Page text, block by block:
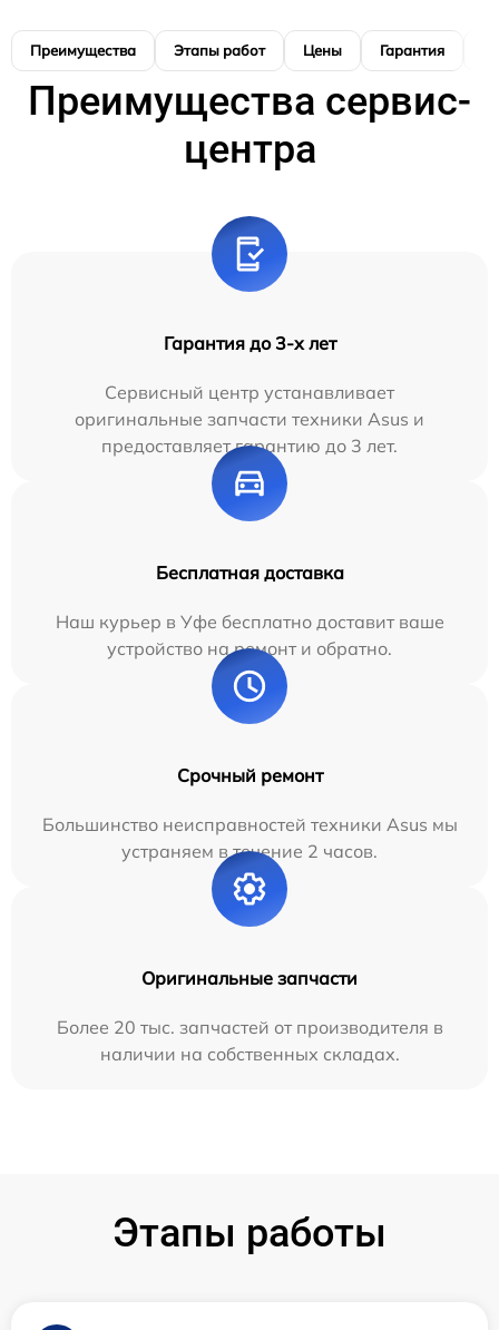
Преимущества Этапы работ Цены Гарантия
Преимущества сервис-
центра
Гарантия до 3-х лет
Сервисный центр устанавливает
оригинальные запчасти техники Asus и
предоставляет гарантию до 3 лет.
Бесплатная доставка
Наш курьер в Уфе бесплатно доставит ваше
устройство на ремонт и обратно.
Срочный ремонт
Большинство неисправностей техники Asus мы
устраняем в течение 2 часов.
Оригинальные запчасти
Более 20 тыс. запчастей от производителя в
наличии на собственных складах.
Этапы работы